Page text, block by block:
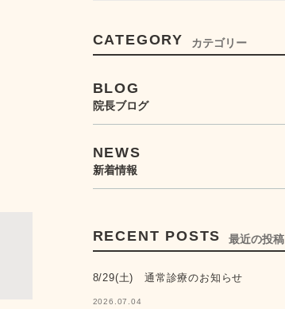
CATEGORY カテゴリー
BLOG
院長ブログ
NEWS
新着情報
RECENT POSTS 最近の投稿
8/29(土) 通常診療のお知らせ
2026.07.04